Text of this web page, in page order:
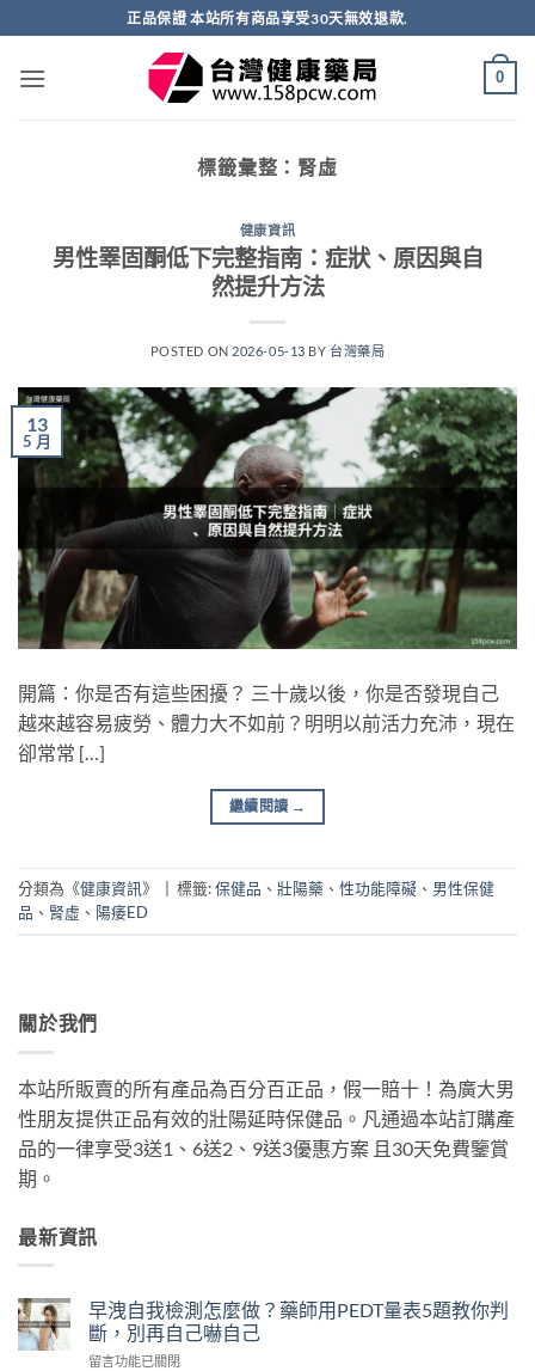
轉
正品保證 本站所有商品享受30天無效退款.
0
標籤彙整： 腎虛
健康資訊
男性睪固酮低下完整指南：症狀、原因與自
然提升方法
POSTED ON 2026-05-13 BY 台灣藥局
13
5 月
開篇：你是否有這些困擾？ 三十歲以後，你是否發現自己
越來越容易疲勞、體力大不如前？明明以前活力充沛，現在
卻常常 […]
繼續閱讀 →
分類為《健康資訊》 標籤:保健品 、 壯陽藥 、 性功能障礙 、 男性保健
品 、 腎虛 、 陽痿ED
關於我們
本站所販賣的所有產品為百分百正品，假一賠十！為廣大男
性朋友提供正品有效的壯陽延時保健品。凡通過本站訂購產
品的一律享受3送1、6送2、9送3優惠方案 且30天免費鑒賞
期。
最新資訊
早洩自我檢測怎麼做？藥師用PEDT量表5題教你判
斷，別再自己嚇自己
在
留言功能已關閉